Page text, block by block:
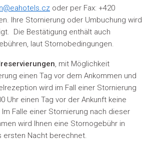
oder per Fax: +420
Ihre Stornierung oder Umbuchung wird
Die Bestätigung enthält auch
laut Stornobedingungen.
, mit Möglichkeit
einen Tag vor dem Ankommen und
wird im Fall einer Stornierung
Uhr einen Tag vor der Ankunft keine
Falle einer Stornierung nach dieser
wird Ihnen eine Stornogebühr in
ersten Nacht berechnet.